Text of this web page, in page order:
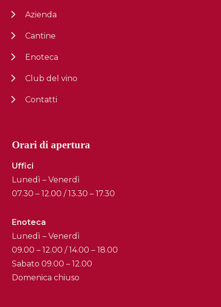
Azienda
Cantine
Enoteca
Club del vino
Contatti
Orari di apertura
Uffici
Lunedì – Venerdì
07.30 – 12.00 / 13.30 – 17.30
Enoteca
Lunedì – Venerdì
09.00 – 12.00 / 14.00 – 18.00
Sabato 09.00 – 12.00
Domenica chiuso